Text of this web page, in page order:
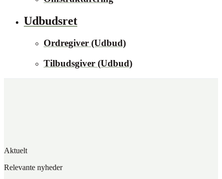
Udbudsret
Ordregiver (Udbud)
Tilbudsgiver (Udbud)
Aktuelt
Relevante nyheder